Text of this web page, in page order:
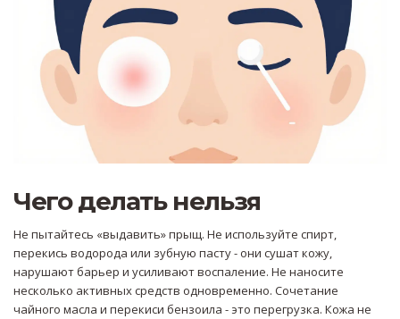
Чего делать нельзя
Не пытайтесь «выдавить» прыщ. Не используйте спирт,
перекись водорода или зубную пасту - они сушат кожу,
нарушают барьер и усиливают воспаление. Не наносите
несколько активных средств одновременно. Сочетание
чайного масла и перекиси бензоила - это перегрузка. Кожа не